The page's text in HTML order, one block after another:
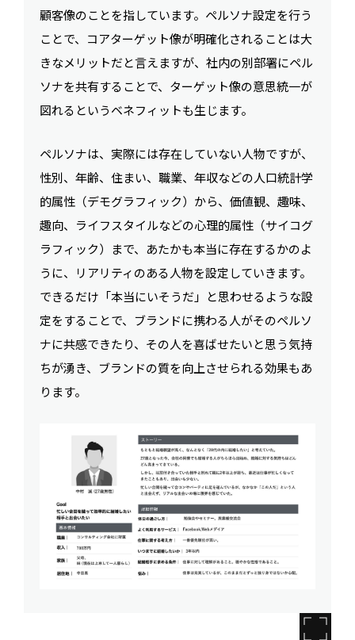
顧客像のことを指しています。ペルソナ設定を行う
ことで、コアターゲット像が明確化されることは大
きなメリットだと言えますが、社内の別部署にペル
ソナを共有することで、ターゲット像の意思統一が
図れるというベネフィットも生じます。
ペルソナは、実際には存在していない人物ですが、
性別、年齢、住まい、職業、年収などの人口統計学
的属性（デモグラフィック）から、価値観、趣味、
趣向、ライフスタイルなどの心理的属性（サイコグ
ラフィック）まで、あたかも本当に存在するかのよ
うに、リアリティのある人物を設定していきます。
できるだけ「本当にいそうだ」と思わせるような設
定をすることで、ブランドに携わる人がそのペルソ
ナに共感できたり、その人を喜ばせたいと思う気持
ちが湧き、ブランドの質を向上させられる効果もあ
ります。